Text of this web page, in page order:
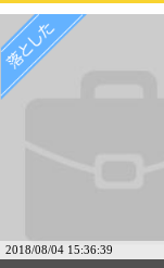
2018/08/04 15:36:39